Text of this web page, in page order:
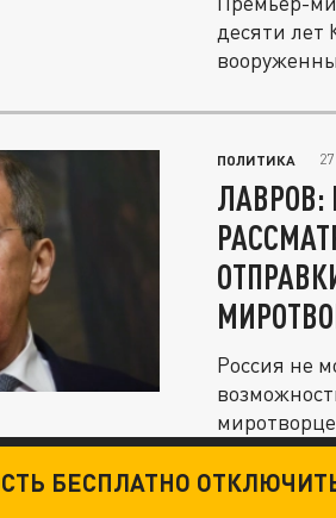
десяти лет
ПОЛИТИКА
ЛАВРОВ:
Россия не
БЕСПЛАТНО